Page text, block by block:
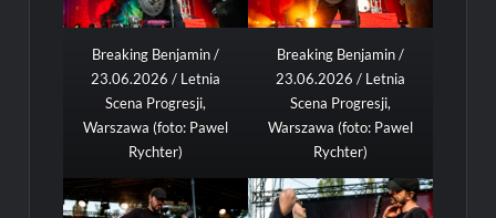
Breaking Benjamin /
23.06.2026 / Letnia
Scena Progresji,
Warszawa (foto: Pawel
Rychter)
Breaking Benjamin /
23.06.2026 / Letnia
Scena Progresji,
Warszawa (foto: Pawel
Rychter)